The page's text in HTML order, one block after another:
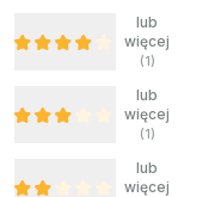
lub
więcej
(1)
lub
więcej
(1)
lub
więcej